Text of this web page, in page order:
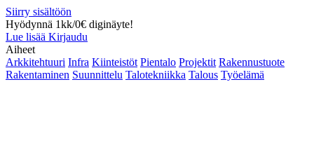
Siirry sisältöön
Hyödynnä 1kk/0€ diginäyte!
Lue lisää Kirjaudu
Aiheet
Arkkitehtuuri Infra Kiinteistöt Pientalo Projektit Rakennustuote
Rakentaminen Suunnittelu Talotekniikka Talous Työelämä